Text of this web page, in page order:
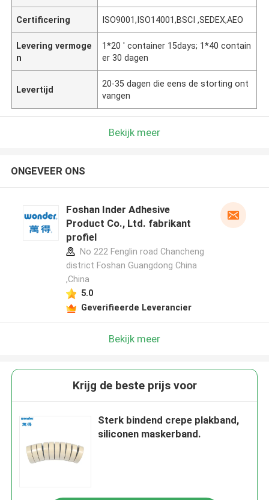
Certificering ISO9001,ISO14001,BSCI ,SEDEX,AEO
Levering vermoge
n
1*20 ' container 15days; 1*40 contain
er 30 dagen
Levertijd
20-35 dagen die eens de storting ont
vangen
Bekijk meer
ONGEVEER ONS
Foshan Inder Adhesive
Product Co., Ltd. fabrikant
profiel
No 222 Fenglin road Chancheng
district Foshan Guangdong China
,China
5.0
Geverifieerde Leverancier
Bekijk meer
Krijg de beste prijs voor
Sterk bindend crepe plakband,
siliconen maskerband.